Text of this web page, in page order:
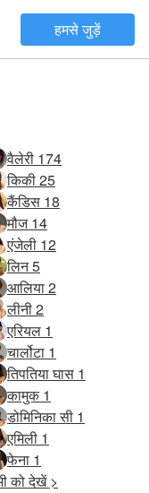
हमसे जुड़ें
वैलेरी 174
किकी 25
कैंडिस 18
मौज 14
एंजेली 12
लिन 5
आलिया 2
लीनी 2
एरियल 1
चार्लोटा 1
तिपतिया घास 1
कामुक 1
डोमिनिका सी 1
एमिली 1
फेना 1
को देखें >